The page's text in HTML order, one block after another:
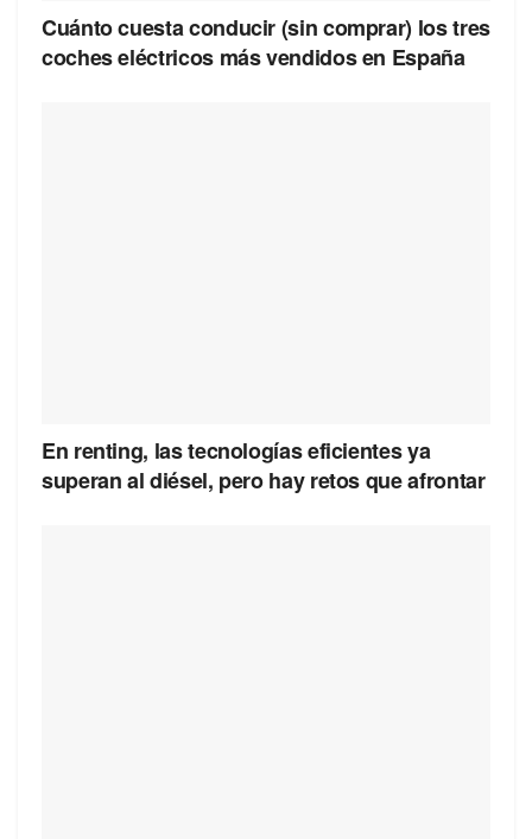
Cuánto cuesta conducir (sin comprar) los tres
coches eléctricos más vendidos en España
En renting, las tecnologías eficientes ya
superan al diésel, pero hay retos que afrontar